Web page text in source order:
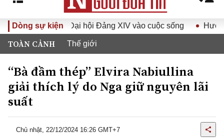
Dòng sự kiện
quyết Đại hội Đảng XIV vào cuộc sống Hướng tới
TOÀN CẢNH Thế giới
“Bà đầm thép” Elvira Nabiullina
giải thích lý do Nga giữ nguyên lãi
suất
Chủ nhật, 22/12/2024 16:26 GMT+7